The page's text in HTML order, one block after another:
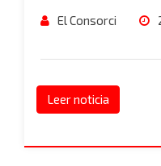
El Consorci
Leer noticia